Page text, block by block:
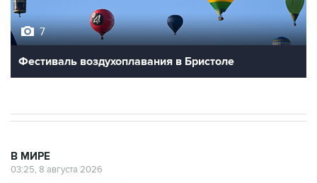
7
Фестиваль воздухоплавания в Бристоле
В МИРЕ
03:25, 8 августа 2026